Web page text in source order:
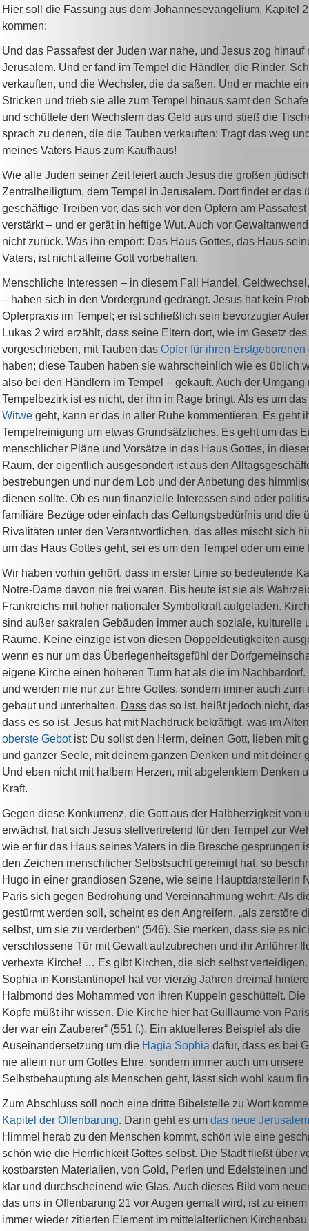
Hier soll die Fassung aus dem Johannesevangelium, Kapitel
kommen:
Und das Passafest der Juden war nahe, und Jesus zog hinauf
Jerusalem. Und er fand im Tempel die Händler, die Rinder,
verkauften, und die Wechsler, die da saßen. Und er machte
Stricken und trieb sie alle zum Tempel hinaus samt den
und schüttete den Wechslern das Geld aus und stieß die
sprach zu denen, die die Tauben verkauften: Tragt das weg
meines Vaters Haus zum Kaufhaus!
Wie alle Juden seiner Zeit feiert auch Jesus die großen
Zentralheiligtum, dem Tempel in Jerusalem. Dort findet er das
geschäftige Treiben vor, das sich vor den Opfern am
verstärkt – und er gerät in heftige Wut. Auch vor
nicht zurück. Was ihn empört: Das Haus Gottes, das Haus
Vaters, ist nicht alleine Gott vorbehalten.
Menschliche Interessen – in diesem Fall Handel,
– haben sich in den Vordergrund gedrängt. Jesus hat kein
Opferpraxis im Tempel; er ist schließlich sein bevorzugter
Lukas 2 wird erzählt, dass seine Eltern dort, wie im Gesetz
vorgeschrieben, mit Tauben das Opfer für ihren Erstgeborenen
haben; diese Tauben haben sie wahrscheinlich wie es üblich
also bei den Händlern im Tempel – gekauft. Auch der Umgang
Tempelbezirk ist es nicht, der ihn in Rage bringt. Als es um das
Witwe geht, kann er das in aller Ruhe kommentieren. Es geht
Tempelreinigung um etwas Grundsätzliches. Es geht um das
menschlicher Pläne und Vorsätze in das Haus Gottes, in
Raum, der eigentlich ausgesondert ist aus den
bestrebungen und nur dem Lob und der Anbetung des
dienen sollte. Ob es nun finanzielle Interessen sind oder
familiäre Bezüge oder einfach das Geltungsbedürfnis und die
Rivalitäten unter den Verantwortlichen, das alles mischt sich
um das Haus Gottes geht, sei es um den Tempel oder um
Wir haben vorhin gehört, dass in erster Linie so bedeutende
Notre-Dame davon nie frei waren. Bis heute ist sie als
Frankreichs mit hoher nationaler Symbolkraft aufgeladen.
sind außer sakralen Gebäuden immer auch soziale, kulturelle
Räume. Keine einzige ist von diesen Doppeldeutigkeiten
wenn es nur um das Überlegenheitsgefühl der
eigene Kirche einen höheren Turm hat als die im
und werden nie nur zur Ehre Gottes, sondern immer auch zum
gebaut und unterhalten. Dass das so ist, heißt jedoch nicht,
dass es so ist. Jesus hat mit Nachdruck bekräftigt, was im
oberste Gebotist: Du sollst den Herrn, deinen Gott, lieben mit
und ganzer Seele, mit deinem ganzen Denken und mit deiner
Und eben nicht mit halbem Herzen, mit abgelenktem Denken
Kraft.
Gegen diese Konkurrenz, die Gott aus der Halbherzigkeit von
erwächst, hat sich Jesus stellvertretend für den Tempel zur
wie er für das Haus seines Vaters in die Bresche gesprungen
den Zeichen menschlicher Selbstsucht gereinigt hat, so
Hugo in einer grandiosen Szene, wie seine Hauptdarstellerin
Paris sich gegen Bedrohung und Vereinnahmung wehrt: Als
gestürmt werden soll, scheint es den Angreifern, „als zerstöre
selbst, um sie zu verderben“ (546). Sie merken, dass sie es
verschlossene Tür mit Gewalt aufzubrechen und ihr Anführer
verhexte Kirche! … Es gibt Kirchen, die sich selbst
Sophia in Konstantinopel hat vor vierzig Jahren dreimal
Halbmond des Mohammed von ihren Kuppeln geschüttelt.
Köpfe müßt ihr wissen. Die Kirche hier hat Guillaume von
der war ein Zauberer“ (551 f.). Ein aktuelleres Beispiel als die
Auseinandersetzung um die Hagia Sophia dafür, dass es bei
nie allein nur um Gottes Ehre, sondern immer auch um unsere
Selbstbehauptung als Menschen geht, lässt sich wohl kaum
Zum Abschluss soll noch eine dritte Bibelstelle zu Wort
Kapitel der Offenbarung. Darin geht es um das neue Jerusalem
Himmel herab zu den Menschen kommt, schön wie eine
schön wie die Herrlichkeit Gottes selbst. Die Stadt fließt über
kostbarsten Materialien, von Gold, Perlen und Edelsteinen
klar und durchscheinend wie Glas. Auch dieses Bild vom
das uns in Offenbarung 21 vor Augen gemalt wird, ist zu
immer wieder zitierten Element im mittelalterlichen